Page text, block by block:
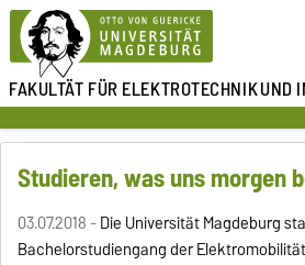
FAKULTÄT FÜR ELEKTROTECHNIKUND
Studieren, was uns morgen
03.07.2018 -Die Universität Magdeburg
Bachelorstudiengang der